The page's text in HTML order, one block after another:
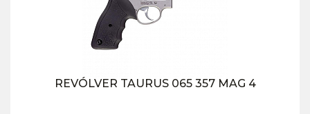
REVÓLVER TAURUS 065 357 MAG 4